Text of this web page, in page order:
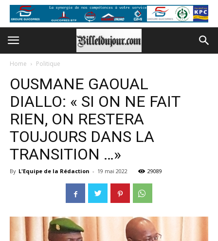
Home Politique
OUSMANE GAOUAL
DIALLO: « SI ON NE FAIT
RIEN, ON RESTERA
TOUJOURS DANS LA
TRANSITION …»
By L'Equipe de la Rédaction - 19 mai 2022 29089